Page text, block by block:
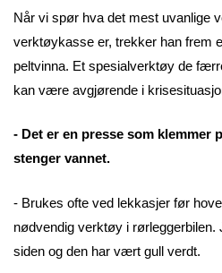
Når vi spør hva det mest uvanlige
verktøykasse er, trekker han frem
peltvinna. Et spesialverktøy de
kan være avgjørende i
- Det er en presse som klemmer
stenger vannet.
- Brukes ofte ved lekkasjer før
nødvendig verktøy i
siden og den har vært gull verdt.